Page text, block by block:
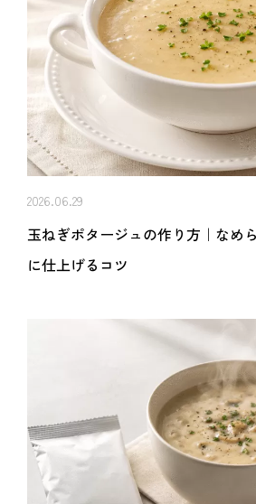
玉ねぎポタージュの作り方｜なめ
に仕上げるコツ
2026.06.29